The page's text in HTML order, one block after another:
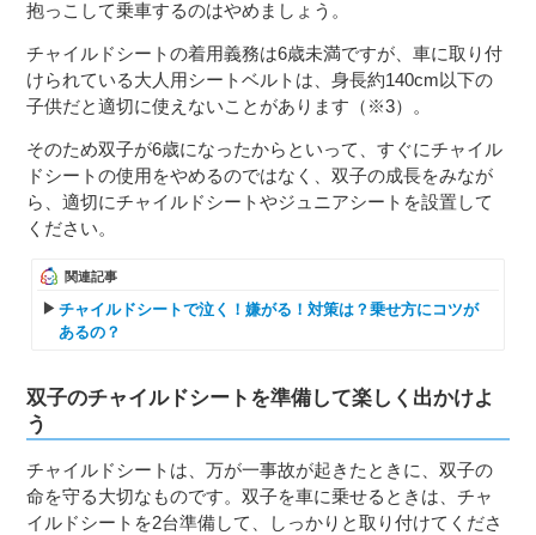
抱っこして乗車するのはやめましょう。
チャイルドシートの着用義務は6歳未満ですが、車に取り付
けられている大人用シートベルトは、身長約140cm以下の
子供だと適切に使えないことがあります（※3）。
そのため双子が6歳になったからといって、すぐにチャイル
ドシートの使用をやめるのではなく、双子の成長をみなが
ら、適切にチャイルドシートやジュニアシートを設置して
ください。
関連記事
チャイルドシートで泣く！嫌がる！対策は？乗せ方にコツが
あるの？
双子のチャイルドシートを準備して楽しく出かけよ
う
チャイルドシートは、万が一事故が起きたときに、双子の
命を守る大切なものです。双子を車に乗せるときは、チャ
イルドシートを2台準備して、しっかりと取り付けてくださ